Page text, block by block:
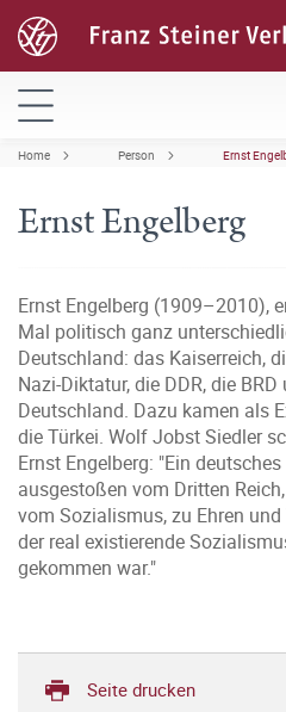
Home Person Ernst
Ernst Engelberg
Ernst Engelberg (1909–2010),
Mal politisch ganz
Deutschland: das Kaiserreich,
Nazi-Diktatur, die DDR, die
Deutschland. Dazu kamen als
die Türkei. Wolf Jobst Siedler
Ernst Engelberg: "Ein
ausgestoßen vom Dritten
vom Sozialismus, zu Ehren
der real existierende
gekommen war."
Seite drucken